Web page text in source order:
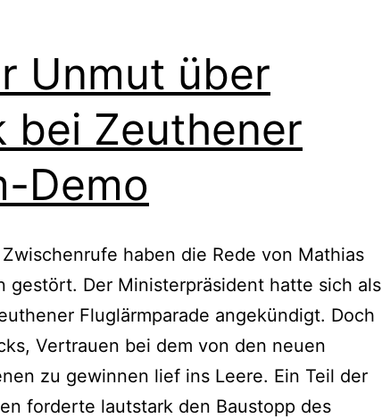
Unmut über
bei Zeuthener
Demo
haben die Rede von Mathias
gestört. Der Ministerpräsident hatte sich als
Fluglärmparade angekündigt. Doch
Vertrauen bei dem von den neuen
zu gewinnen lief ins Leere. Ein Teil der
forderte lautstark den Baustopp des